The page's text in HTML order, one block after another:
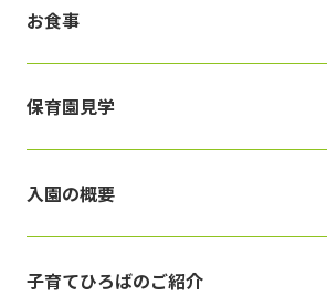
お食事
保育園見学
入園の概要
子育てひろばのご紹介